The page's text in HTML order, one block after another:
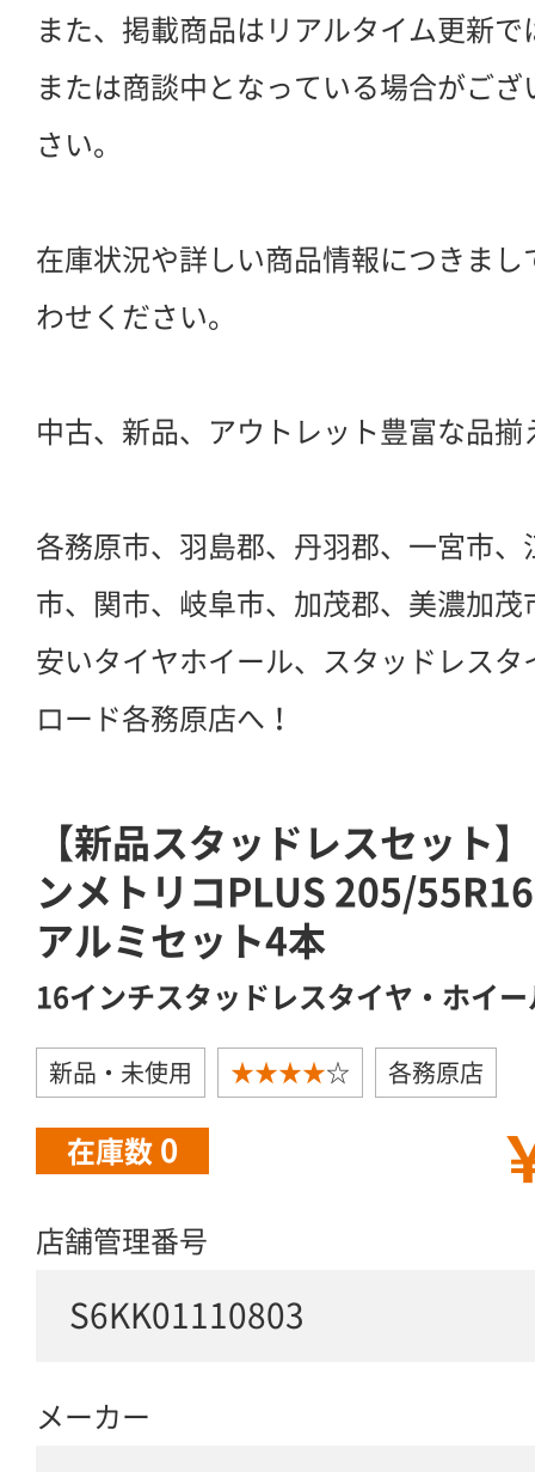
また、掲載商品はリアルタイム更新
または商談中となっている場合がご
さい。
在庫状況や詳しい商品情報につきま
わせください。
中古、新品、アウトレット豊富な品揃
各務原市、羽島郡、丹羽郡、一宮市
市、関市、岐阜市、加茂郡、美濃加茂
安いタイヤホイール、スタッドレス
ロード各務原店へ！
【新品スタッドレスセット
ンメトリコPLUS 205/
アルミセット4本
16インチスタッドレスタイヤ・ホイ
新品・未使用 ★★★★☆ 各務原店
在庫数 0
店舗管理番号
S6KK01110803
メーカー